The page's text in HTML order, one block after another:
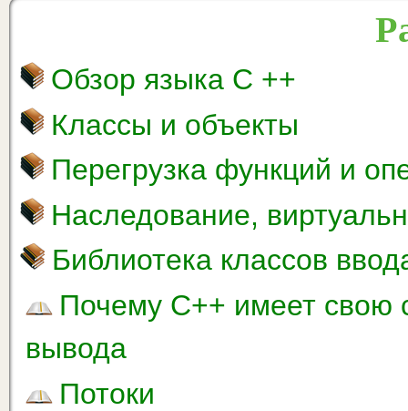
Обзор языка С ++
Классы и объекты
Перегрузка функций и
Наследование,
Библиотека классов
Почему C++ имеет свою
вывода
Потоки